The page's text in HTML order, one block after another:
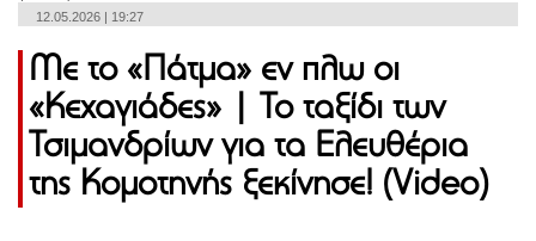
12.05.2026 | 19:27
Με το «Πάτμα» εν πλω οι
«Κεχαγιάδες» | Το ταξίδι των
Τσιμανδρίων για τα Ελευθέρια
της Κομοτηνής ξεκίνησε! (Video)